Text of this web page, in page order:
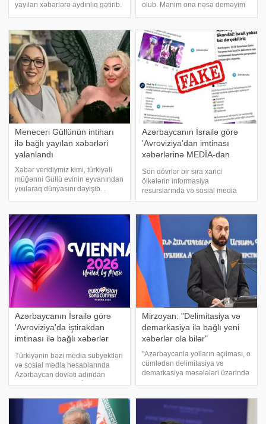
yayılan xəbərlərə aydınlıq gətirib.
verilişində məsələyə aydınlıq
gətirən xalq artist
olub. Mənim ona nəsə deməyim
"Qonaqcanlı" verilişində danışan
sənətçi, haqlarınd
Meneceri Güllünün intiharı
ilə bağlı yayılan xəbərləri
yalanlandı
Xəbər veridiymiz kimi, türkiyəli
müğənni Güllü evinin eyvanından
yıxılaraq dünyasını dəyişib. .
Müğənninin köməkçisi Deniz adlı
xanım verdiyi açıqlamad
Azərbaycanın İsrailə görə
'Avroviziya'dan imtinası
xəbərlərinə MEDİA-dan
Sön dövrlər bir sıra xarici
ölkələrin informasiya
resurslarında və sosial media
seqmentlərində Azərbaycana
kampaniyasının başlanması
müşahidə olunur. Yayılan
məlumatların bir qismində guya
Azərbaycanı
Azərbaycanın İsrailə görə
'Avroviziya'da iştirakdan
imtinası ilə bağlı xəbərlər
Türkiyənin bəzi media subyektləri
və sosial media hesablarında
Azərbaycan dövləti adından
"Avroviziya 2026"da İsrail
ilə tirajlanan xəbərlər həqiqətə
uyğun deyil. APA-ya istinadə
Mirzoyan: "Delimitasiya və
demarkasiya ilə bağlı yeni
xəbərlər ola bilər"
"Azərbaycanla yolların açılması, o
cümlədən delimitasiya və
demarkasiya məsələləri üzərində